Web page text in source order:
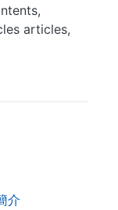
articles,
介